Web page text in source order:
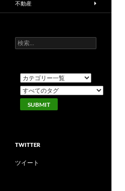
不動産
検
索:
TWITTER
ツイート